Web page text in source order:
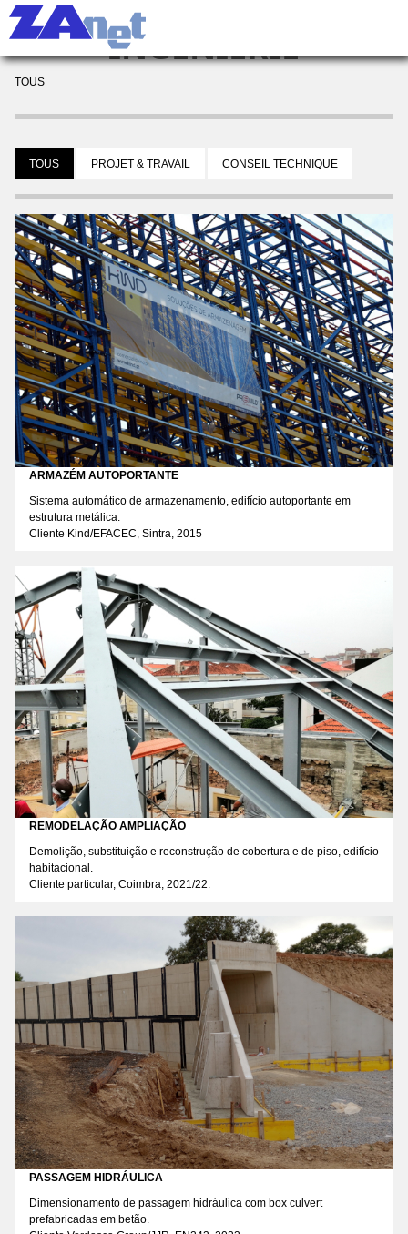
INGÉNIERIE
TOUS
TOUS PROJET & TRAVAIL CONSEIL TECHNIQUE
ARMAZÉM AUTOPORTANTE
Sistema automático de armazenamento, edifício autoportante em
estrutura metálica.
Cliente Kind/EFACEC, Sintra, 2015
REMODELAÇÃO AMPLIAÇÃO
Demolição, substituição e reconstrução de cobertura e de piso, edifício
habitacional.
Cliente particular, Coimbra, 2021/22.
PASSAGEM HIDRÁULICA
Dimensionamento de passagem hidráulica com box culvert
prefabricadas em betão.